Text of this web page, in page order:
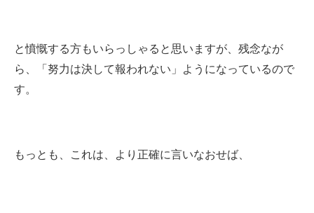
と憤慨する方もいらっしゃると思いますが、残念なが
ら、「努力は決して報われない」ようになっているので
す。
もっとも、これは、より正確に言いなおせば、